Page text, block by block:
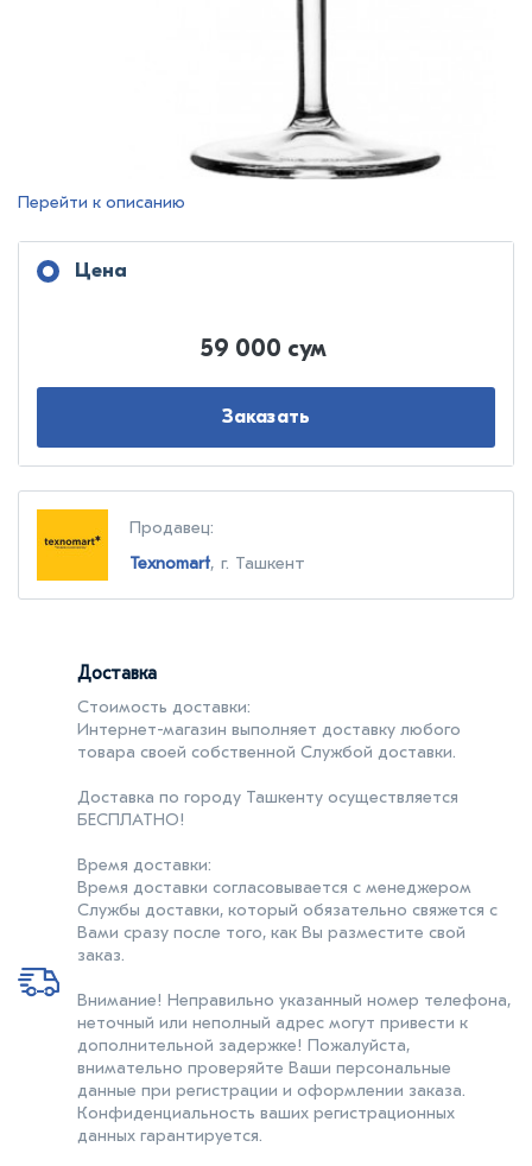
Перейти к описанию
Цена
59 000 сум
Заказать
Продавец:
Texnomart, г. Ташкент
Доставка
Стоимость доставки:
Интернет-магазин выполняет доставку любого
товара своей собственной Службой доставки.
Доставка по городу Ташкенту осуществляется
БЕСПЛАТНО!
Время доставки:
Время доставки согласовывается с менеджером
Службы доставки, который обязательно свяжется с
Вами сразу после того, как Вы разместите свой
заказ.
Внимание! Неправильно указанный номер телефона,
неточный или неполный адрес могут привести к
дополнительной задержке! Пожалуйста,
внимательно проверяйте Ваши персональные
данные при регистрации и оформлении заказа.
Конфиденциальность ваших регистрационных
данных гарантируется.